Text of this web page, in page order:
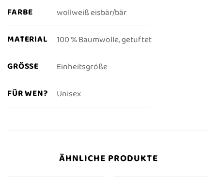
FARBE wollweiß eisbär/bär
MATERIAL 100 % Baumwolle, getuftet
GRÖSSE Einheitsgröße
FÜR WEN? Unisex
ÄHNLICHE PRODUKTE